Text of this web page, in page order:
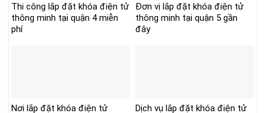
Thi công lắp đặt khóa điện tử
thông minh tại quận 4 miễn
phí
Đơn vị lắp đặt khóa điện tử
thông minh tại quận 5 gần
đây
Nơi lắp đặt khóa điện tử
Dịch vụ lắp đặt khóa điện tử